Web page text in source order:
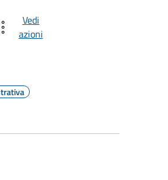
Vedi
azioni